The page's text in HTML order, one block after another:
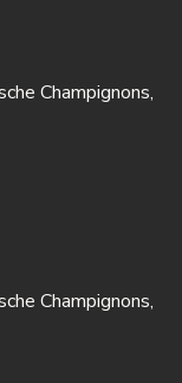
Champignons,
Champignons,